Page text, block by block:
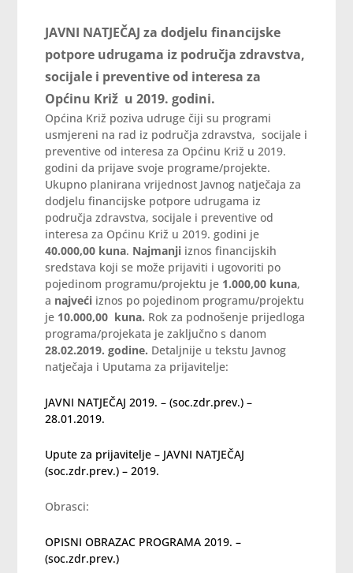
JAVNI NATJEČAJ za dodjelu financijske
potpore udrugama iz područja zdravstva,
socijale i preventive od interesa za
Općinu Križ u 2019. godini.
Općina Križ poziva udruge čiji su programi
usmjereni na rad iz područja zdravstva, socijale i
preventive od interesa za Općinu Križ u 2019.
godini da prijave svoje programe/projekte.
Ukupno planirana vrijednost Javnog natječaja za
dodjelu financijske potpore udrugama iz
područja zdravstva, socijale i preventive od
interesa za Općinu Križ u 2019. godini je
40.000,00 kuna. Najmanji iznos financijskih
sredstava koji se može prijaviti i ugovoriti po
pojedinom programu/projektu je 1.000,00 kuna,
a najveći iznos po pojedinom programu/projektu
je 10.000,00 kuna. Rok za podnošenje prijedloga
programa/projekata je zaključno s danom
28.02.2019. godine. Detaljnije u tekstu Javnog
natječaja i Uputama za prijavitelje:
JAVNI NATJEČAJ 2019. – (soc.zdr.prev.) –
28.01.2019.
Upute za prijavitelje – JAVNI NATJEČAJ
(soc.zdr.prev.) – 2019.
Obrasci:
OPISNI OBRAZAC PROGRAMA 2019. –
(soc.zdr.prev.)